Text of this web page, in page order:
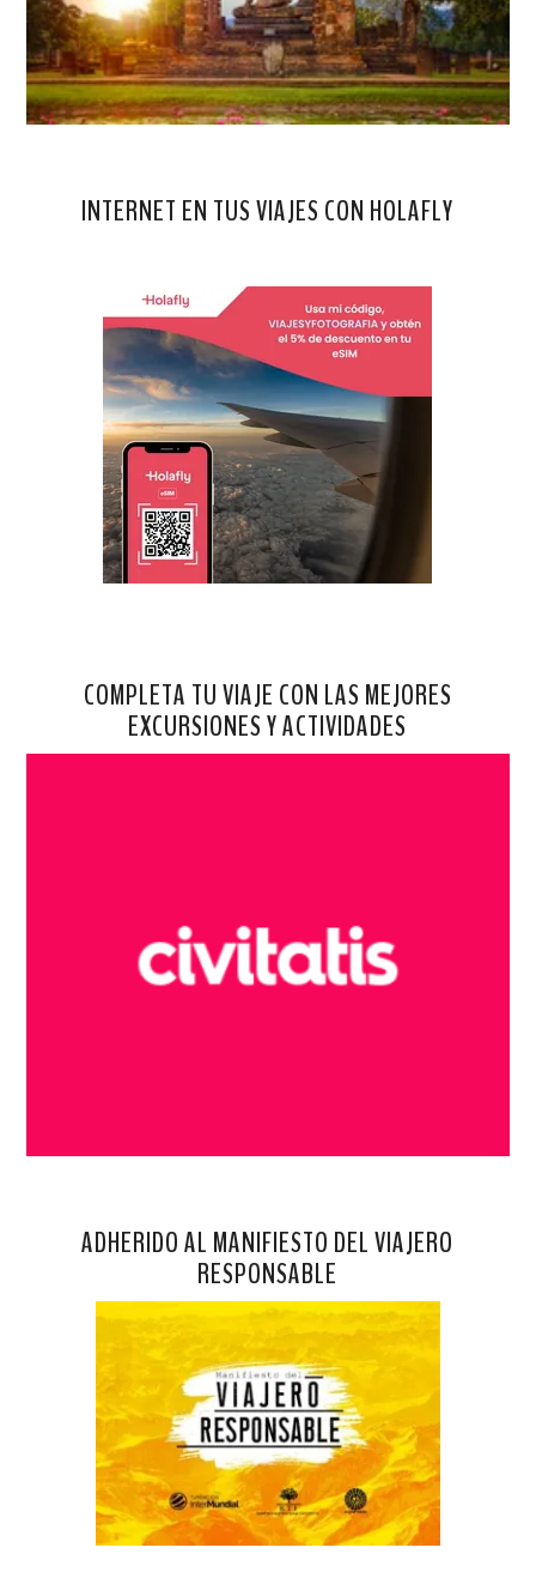
INTERNET EN TUS VIAJES CON HOLAFLY
COMPLETA TU VIAJE CON LAS MEJORES
EXCURSIONES Y ACTIVIDADES
ADHERIDO AL MANIFIESTO DEL VIAJERO
RESPONSABLE